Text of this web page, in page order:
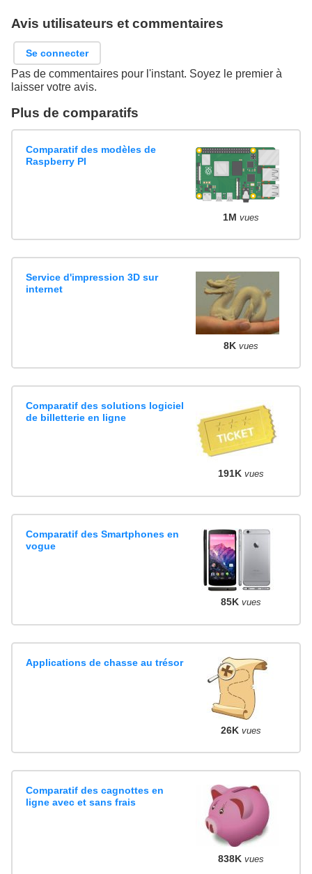
Avis utilisateurs et commentaires
Se connecter
Pas de commentaires pour l'instant. Soyez le premier à
laisser votre avis.
Plus de comparatifs
Comparatif des modèles de
Raspberry PI
1M vues
Service d'impression 3D sur
internet
8K vues
Comparatif des solutions logiciel
de billetterie en ligne
191K vues
Comparatif des Smartphones en
vogue
85K vues
Applications de chasse au trésor
26K vues
Comparatif des cagnottes en
ligne avec et sans frais
838K vues